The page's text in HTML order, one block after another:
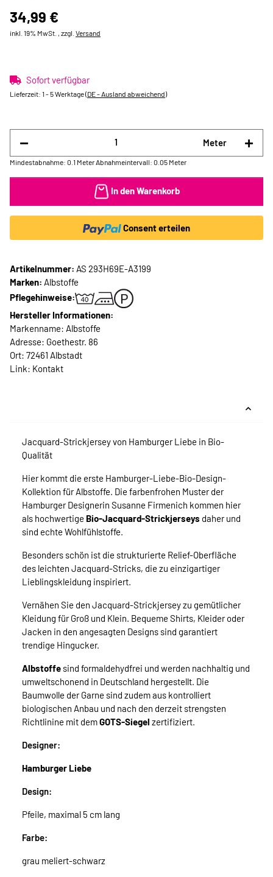
34,99 €
inkl. 19% MwSt. , zzgl. Versand
Sofort verfügbar
Lieferzeit: 1 - 5 Werktage(DE - Ausland abweichend)
Meter
Mindestabnahme: 0.1 Meter Abnahmeintervall: 0.05 Meter
In den Warenkorb
Consent erteilen
Artikelnummer: AS 293H69E-A3199
Marken: Albstoffe
Pflegehinweise:
Hersteller Informationen:
Markenname: Albstoffe
Adresse: Goethestr. 86
Ort: 72461 Albstadt
Link: Kontakt
Jacquard-Strickjersey von Hamburger Liebe in Bio-
Qualität
Hier kommt die erste Hamburger-Liebe-Bio-Design-
Kollektion für Albstoffe. Die farbenfrohen Muster der
Hamburger Designerin Susanne Firmenich kommen hier
als hochwertige Bio-Jacquard-Strickjerseys daher und
sind echte Wohlfühlstoffe.
Besonders schön ist die strukturierte Relief-Oberfläche
des leichten Jacquard-Stricks, die zu einzigartiger
Lieblingskleidung inspiriert.
Vernähen Sie den Jacquard-Strickjersey zu gemütlicher
Kleidung für Groß und Klein. Bequeme Shirts, Kleider oder
Jacken in den angesagten Designs sind garantiert
trendige Hingucker.
Albstoffe sind formaldehydfrei und werden nachhaltig und
umweltschonend in Deutschland hergestellt. Die
Baumwolle der Garne sind zudem aus kontrolliert
biologischen Anbau und nach den derzeit strengsten
Richtlinine mit demGOTS-Siegel zertifiziert.
Designer:
Hamburger Liebe
Design:
Pfeile, maximal 5 cm lang
Farbe:
grau meliert-schwarz